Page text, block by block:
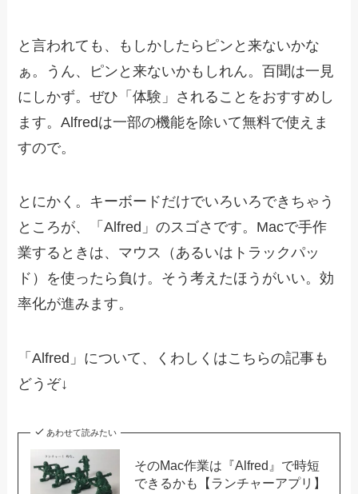
と言われても、もしかしたらピンと来ないかな
ぁ。うん、ピンと来ないかもしれん。百聞は一見
にしかず。ぜひ「体験」されることをおすすめし
ます。Alfredは一部の機能を除いて無料で使えま
すので。
とにかく。キーボードだけでいろいろできちゃう
ところが、「Alfred」のスゴさです。Macで手作
業するときは、マウス（あるいはトラックパッ
ド）を使ったら負け。そう考えたほうがいい。効
率化が進みます。
「Alfred」について、くわしくはこちらの記事も
どうぞ↓
あわせて読みたい
そのMac作業は『Alfred』で時短
できるかも【ランチャーアプリ】